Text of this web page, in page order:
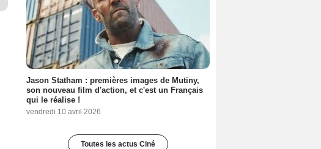
Jason Statham : premières images de Mutiny,
son nouveau film d'action, et c'est un Français
qui le réalise !
vendredi 10 avril 2026
Toutes les actus Ciné